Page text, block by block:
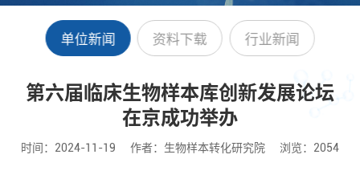
单位新闻 资料下载 行业新闻
第六届临床生物样本库创新发展论坛
在京成功举办
时间：2024-11-19 作者：生物样本转化研究院 浏览：2054